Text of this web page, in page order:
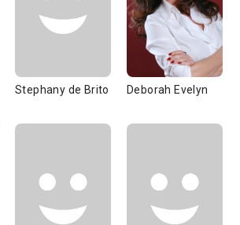
Stephany de Brito Deborah Evelyn